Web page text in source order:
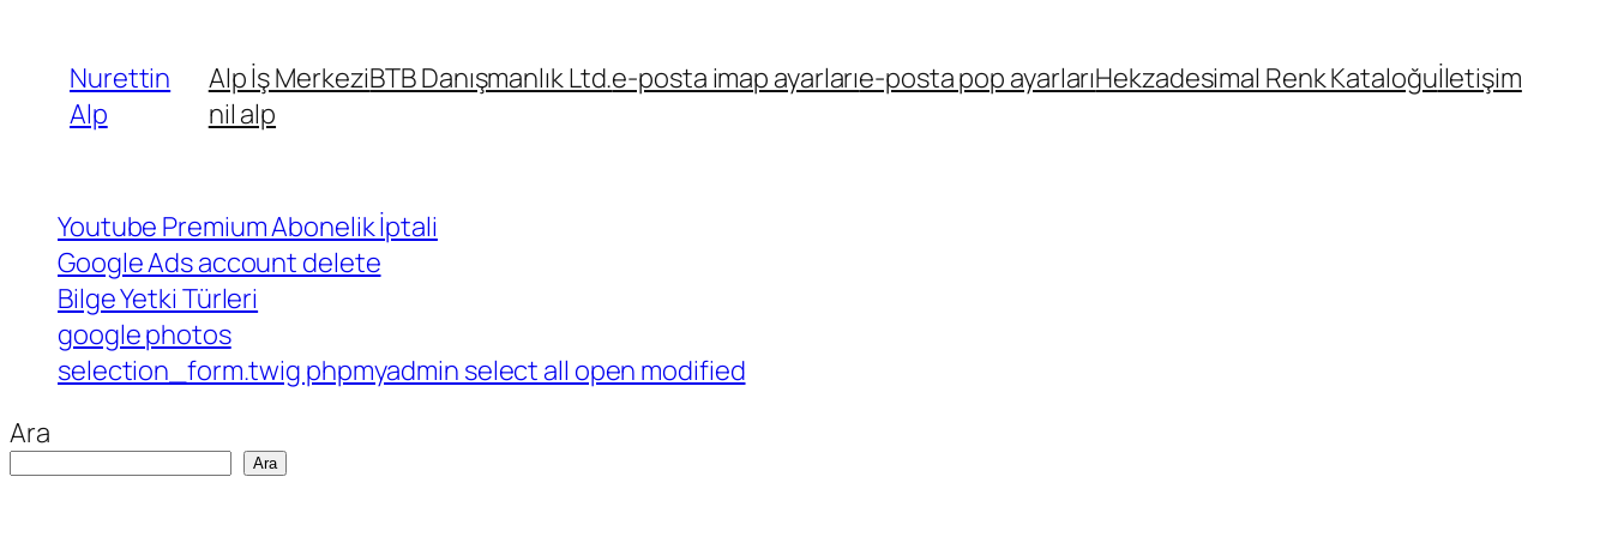
Nurettin
Alp
Alp İş MerkeziBTB Danışmanlık Ltd.e-posta imap ayarlarıe-posta pop ayarlarıHekzadesimal Renk Kataloğuİletişim
nil alp
Youtube Premium Abonelik İptali
Google Ads account delete
Bilge Yetki Türleri
google photos
selection_form.twig phpmyadmin select all open modified
Ara
Ara